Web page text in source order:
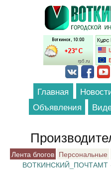
Перейти к основному
Главная
Объявления
Лента блогов Персональные
ВОТКИНСКИЙ_ПОЧТАМТ